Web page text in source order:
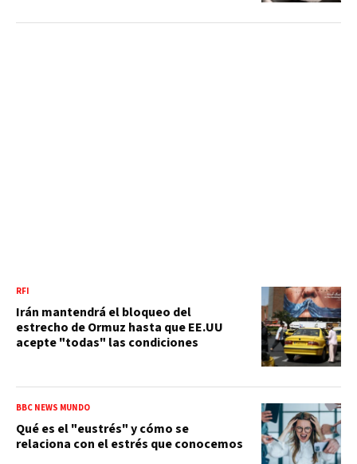
RFI
Irán mantendrá el bloqueo del
estrecho de Ormuz hasta que EE.UU
acepte "todas" las condiciones
BBC NEWS MUNDO
Qué es el "eustrés" y cómo se
relaciona con el estrés que conocemos